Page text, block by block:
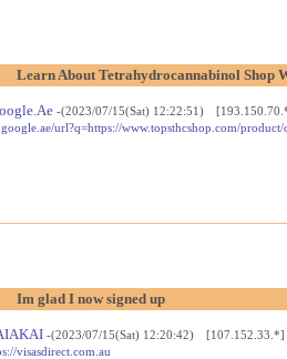
Learn About Tetrahydrocannabinol Shop
-(2023/07/15(Sat) 12:22:51)
url?q=https://www.topsthcshop.com/
Im glad I now signed up
-(2023/07/15(Sat) 12:20:42) [107.152.33.*]
visasdirect.com.au